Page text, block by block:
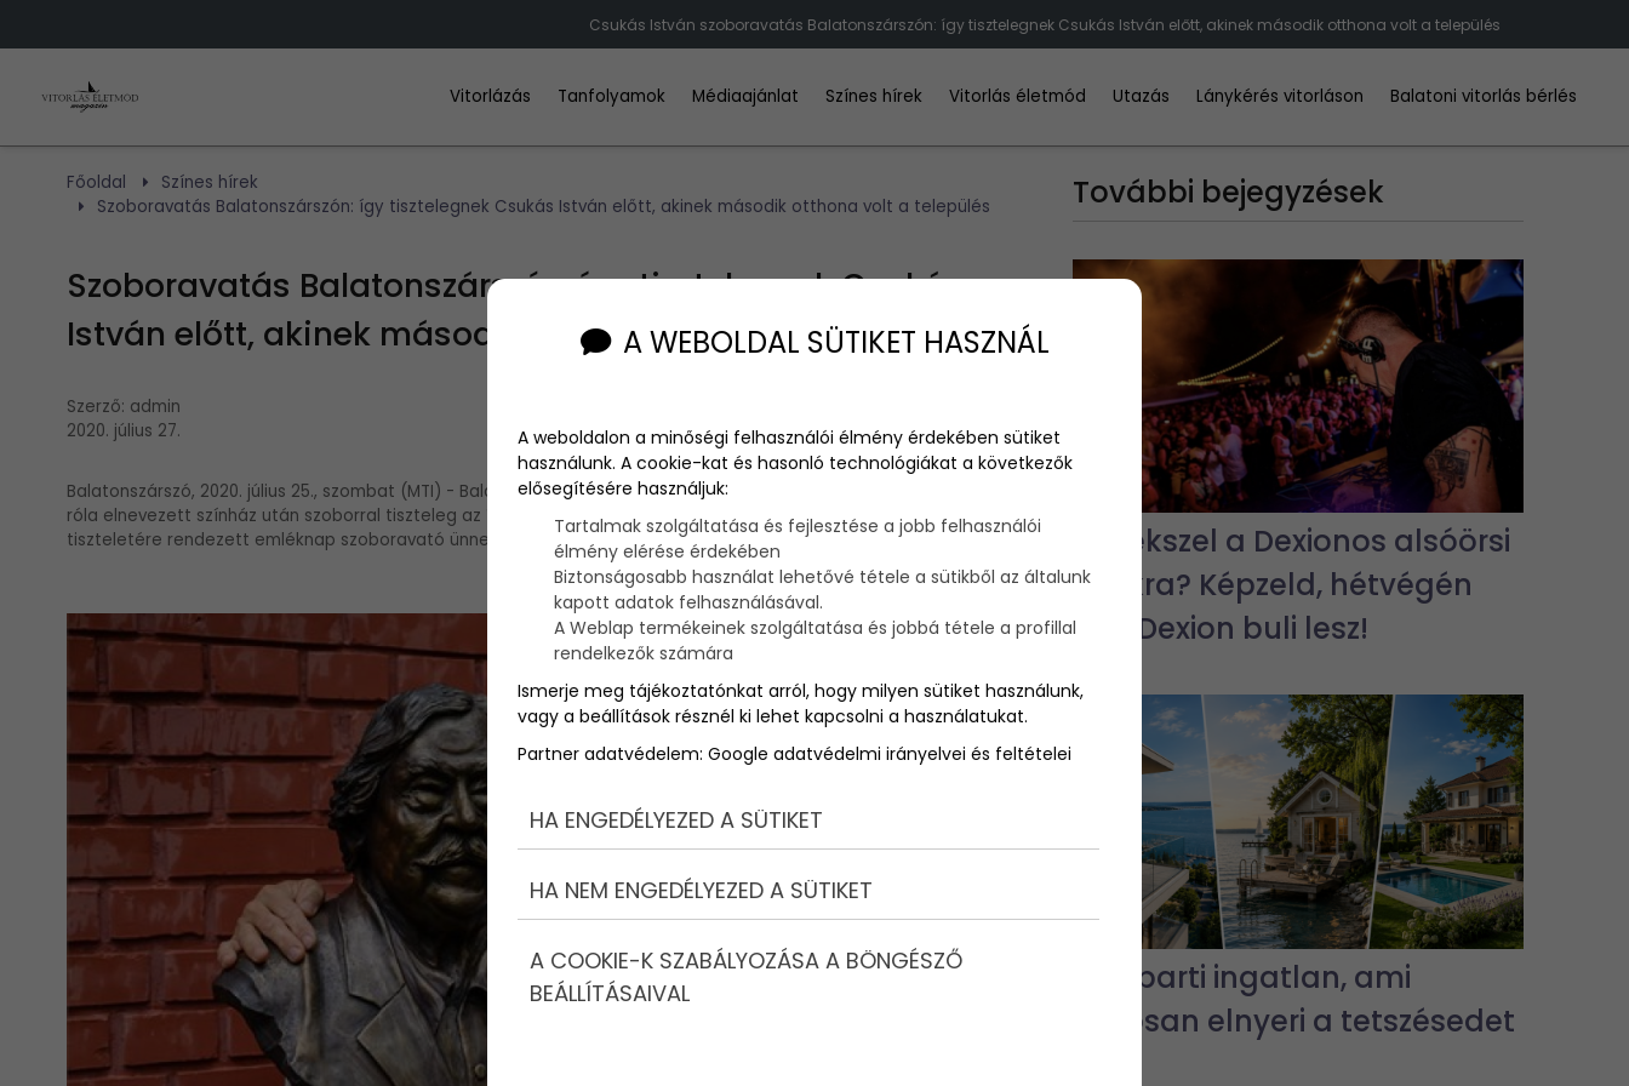
Csukás István szoboravatás Balatonszárszón: így tisztelegnek Csukás István előtt, akinek második otthona volt a település
Vitorlázás Tanfolyamok Médiaajánlat Színes hírek Vitorlás életmód Utazás Lánykérés vitorláson Balatoni vitorlás bérlés
Főoldal
Színes hírek
Szoboravatás Balatonszárszón: így tisztelegnek Csukás István előtt, akinek második otthona volt a település
Szoboravatás Balatonszárszón: így tisztelegnek Csukás
István előtt, akinek második otthona volt a település
Szerző: admin
2020. július 27.
Balatonszárszó, 2020. július 25., szombat (MTI) - Balatonszárszó, Csukás István második otthona, a díszpolgárság és a
róla elnevezett színház után szoborral tiszteleg az író előtt - hangzott el az idén elhunyt Kossuth-díjas művész
tiszteletére rendezett emléknap szoboravató ünnepségén szombaton.
További bejegyzések
Emlékszel a Dexionos alsóörsi
bulikra? Képzeld, hétvégén
újra Dexion buli lesz!
3 vízparti ingatlan, ami
biztosan elnyeri a tetszésedet
A WEBOLDAL SÜTIKET HASZNÁL
A weboldalon a minőségi felhasználói élmény érdekében sütiket
használunk. A cookie-kat és hasonló technológiákat a következők
elősegítésére használjuk:
Tartalmak szolgáltatása és fejlesztése a jobb felhasználói
élmény elérése érdekében
Biztonságosabb használat lehetővé tétele a sütikből az általunk
kapott adatok felhasználásával.
A Weblap termékeinek szolgáltatása és jobbá tétele a profillal
rendelkezők számára
Ismerje meg tájékoztatónkat arról, hogy milyen sütiket használunk,
vagy a beállítások résznél ki lehet kapcsolni a használatukat.
Partner adatvédelem: Google adatvédelmi irányelvei és feltételei
HA ENGEDÉLYEZED A SÜTIKET
HA NEM ENGEDÉLYEZED A SÜTIKET
A COOKIE-K SZABÁLYOZÁSA A BÖNGÉSZŐ
BEÁLLÍTÁSAIVAL